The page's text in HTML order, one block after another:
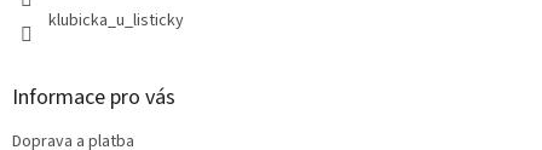
klubicka_u_listicky
Informace pro vás
Doprava a platba